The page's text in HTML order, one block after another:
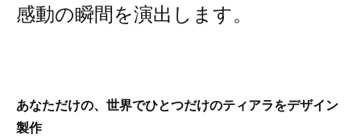
感動の瞬間を演出します。
あなただけの、世界でひとつだけのティアラをデザイン
製作